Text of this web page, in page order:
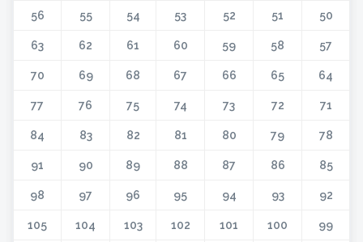
50
51
52
53
54
55
56
57
58
59
60
61
62
63
64
65
66
67
68
69
70
71
72
73
74
75
76
77
78
79
80
81
82
83
84
85
86
87
88
89
90
91
92
93
94
95
96
97
98
99
100
101
102
103
104
105